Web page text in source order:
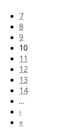
7
8
9
10
11
12
13
14
…
›
»